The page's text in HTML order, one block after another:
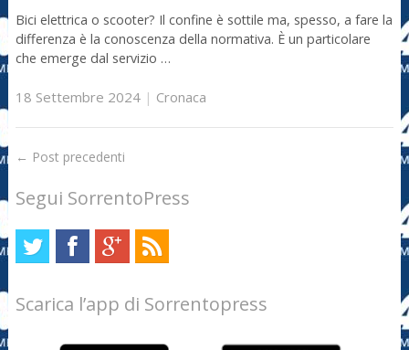
Bici elettrica o scooter? Il confine è sottile ma, spesso, a fare la
differenza è la conoscenza della normativa. È un particolare
che emerge dal servizio …
18 Settembre 2024| Cronaca
← Post precedenti
Segui SorrentoPress
Scarica l’app di Sorrentopress